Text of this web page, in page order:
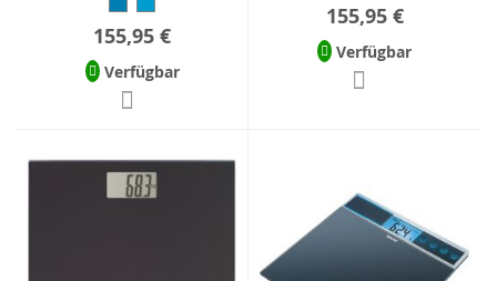
155,95 €
Verfügbar
155,95 €
Verfügbar